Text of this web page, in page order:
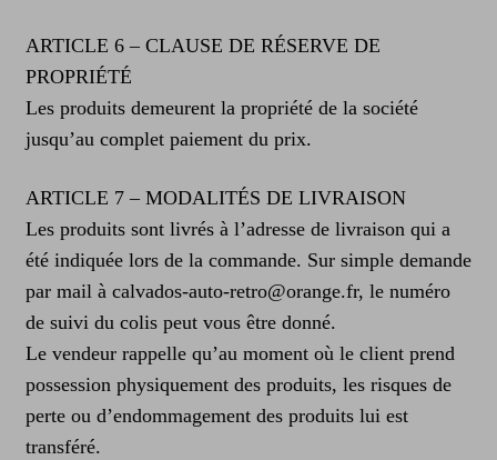
ARTICLE 6 – CLAUSE DE RÉSERVE DE
PROPRIÉTÉ
Les produits demeurent la propriété de la société
jusqu’au complet paiement du prix.
ARTICLE 7 – MODALITÉS DE LIVRAISON
Les produits sont livrés à l’adresse de livraison qui a
été indiquée lors de la commande. Sur simple demande
par mail à calvados-auto-retro@orange.fr, le numéro
de suivi du colis peut vous être donné.
Le vendeur rappelle qu’au moment où le client prend
possession physiquement des produits, les risques de
perte ou d’endommagement des produits lui est
transféré.